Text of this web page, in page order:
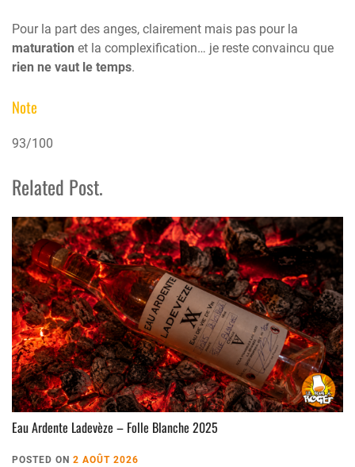
Pour la part des anges, clairement mais pas pour la
maturation et la complexification… je reste convaincu que
rien ne vaut le temps.
Note
93/100
Related Post.
Eau Ardente Ladevèze – Folle Blanche 2025
POSTED ON 2 AOÛT 2026